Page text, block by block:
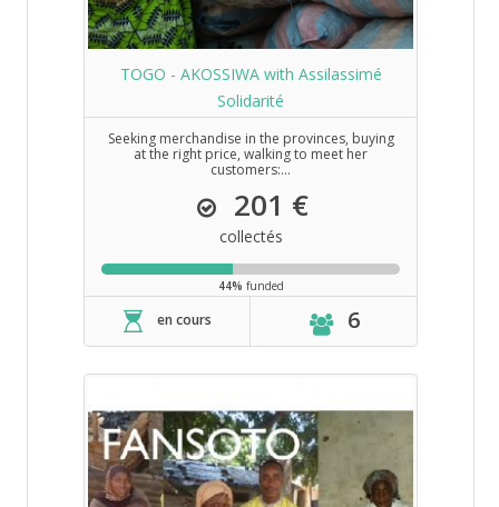
TOGO - AKOSSIWA with Assilassimé
Solidarité
Seeking merchandise in the provinces, buying
at the right price, walking to meet her
customers:...
201 €
collectés
44% funded
en cours 6